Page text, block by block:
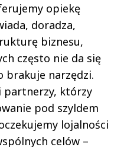
opiekę
doradza,
biznesu,
często nie da się
brakuje narzędzi.
partnerzy, którzy
pod szyldem
lojalności
celów –